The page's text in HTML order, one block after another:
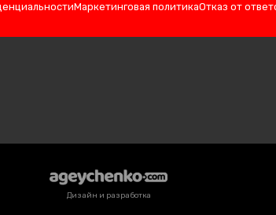
Маркетинговая политикаОтказ от
Дизайн и разработка